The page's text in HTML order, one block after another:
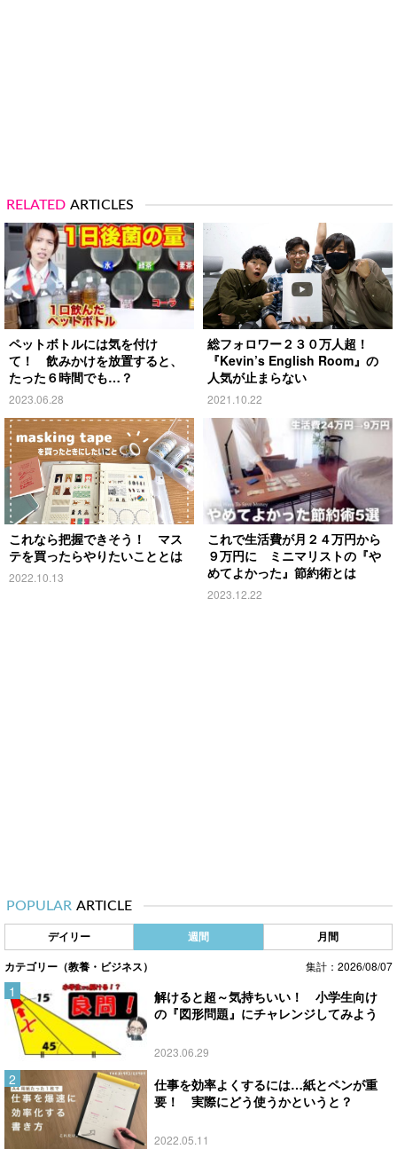
RELATED ARTICLES
ペットボトルには気を付け
て！ 飲みかけを放置すると、
たった６時間でも…？
2023.06.28
総フォロワー２３０万人超！
『Kevin’s English Room』の
人気が止まらない
2021.10.22
これなら把握できそう！ マス
テを買ったらやりたいこととは
2022.10.13
これで生活費が月２４万円から
９万円に ミニマリストの『や
めてよかった』節約術とは
2023.12.22
POPULAR ARTICLE
デイリー 週間 月間
カテゴリー（教養・ビジネス） 集計：2026/08/07
解けると超～気持ちいい！ 小学生向け
の『図形問題』にチャレンジしてみよう
2023.06.29
仕事を効率よくするには…紙とペンが重
要！ 実際にどう使うかというと？
2022.05.11